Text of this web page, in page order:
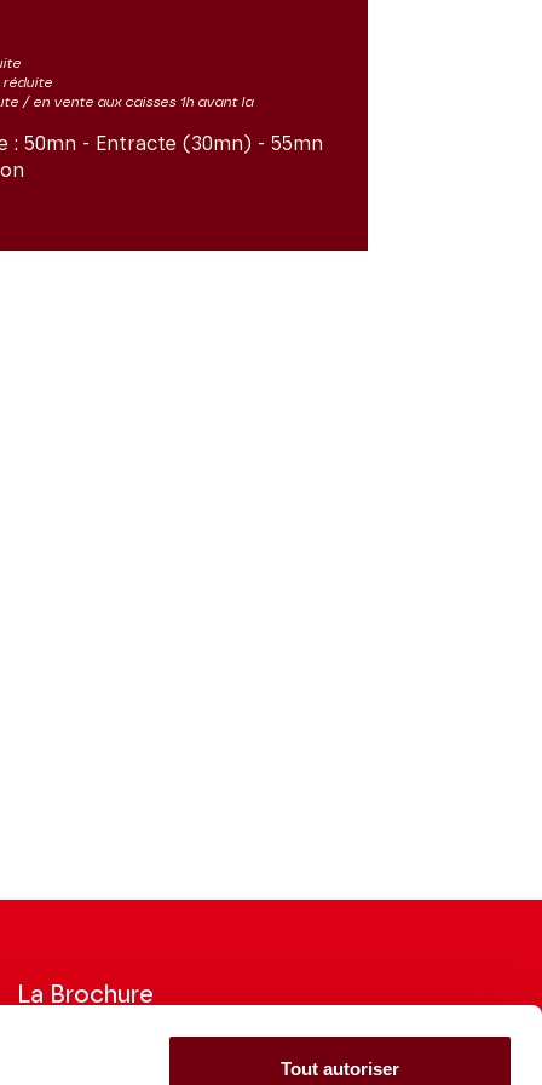
Tout autoriser
réduite
/ en vente aux caisses 1h avant la
: 50mn - Entracte (30mn) - 55mn
La Brochure
Consultez la Brochure 2026-27